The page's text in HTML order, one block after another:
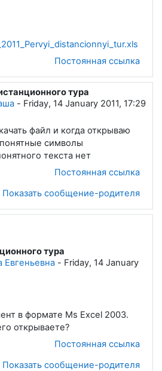
Постоянная ссылка
Елена Евгеньевна
тура
- Friday, 14 January 2011, 17:29
файл и когда открываю
символы
текста нет
Постоянная ссылка
Показать сообщение-родителя
Саша
тура
Евгеньевна- Friday, 14 January
в формате Ms Excel 2003.
открываете?
Постоянная ссылка
Показать сообщение-родителя